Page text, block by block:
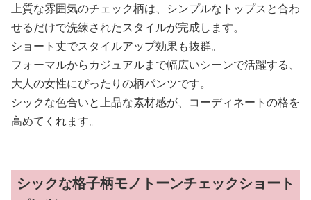
上質な雰囲気のチェック柄は、シンプルなトップスと合わ
せるだけで洗練されたスタイルが完成します。
ショート丈でスタイルアップ効果も抜群。
フォーマルからカジュアルまで幅広いシーンで活躍する、
大人の女性にぴったりの柄パンツです。
シックな色合いと上品な素材感が、コーディネートの格を
高めてくれます。
シックな格子柄モノトーンチェックショート